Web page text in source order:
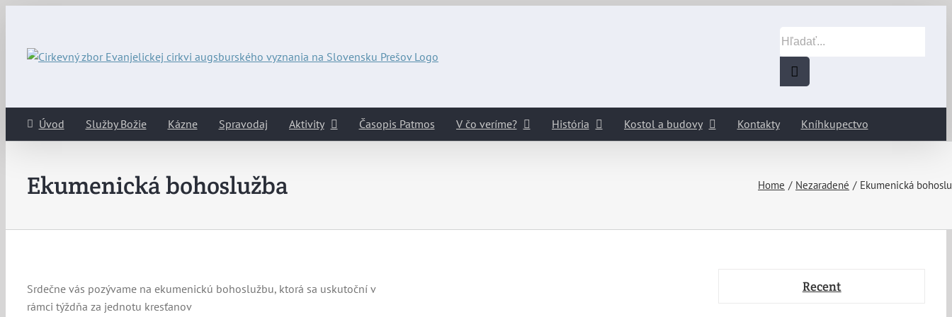
content
Hľadať:
Úvod Služby Božie Kázne Spravodaj Aktivity Časopis Patmos V čo veríme? História Kostol a budovy Kontakty Kníhkupectvo
Ekumenická bohoslužba Home Nezaradené Ekumenická
Srdečne vás pozývame na ekumenickú bohoslužbu, ktorá sa uskutoční v
rámci týždňa za jednotu kresťanov
Recent